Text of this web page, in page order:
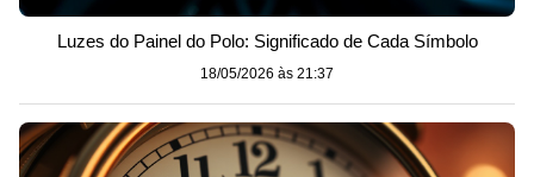
Luzes do Painel do Polo: Significado de Cada Símbolo
18/05/2026 às 21:37